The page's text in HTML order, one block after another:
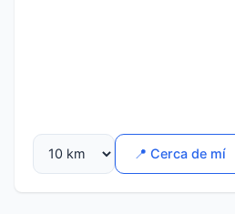
📍 Cerca de mí